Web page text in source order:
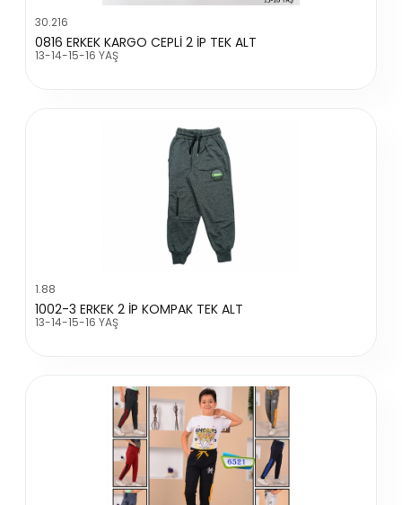
30.216
0816 ERKEK KARGO CEPLİ 2 İP TEK ALT
13-14-15-16 YAŞ
1.88
1002-3 ERKEK 2 İP KOMPAK TEK ALT
13-14-15-16 YAŞ